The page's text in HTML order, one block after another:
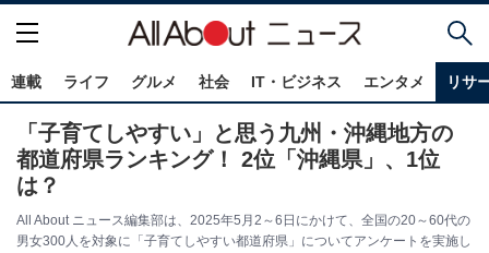
連載 ライフ グルメ 社会 IT・ビジネス エンタメ リサ
「子育てしやすい」と思う九州・沖縄地方の
都道府県ランキング！ 2位「沖縄県」、1位
は？
All About ニュース編集部は、2025年5月2～6日にかけて、全国の20～60代の
男女300人を対象に「子育てしやすい都道府県」についてアンケートを実施し